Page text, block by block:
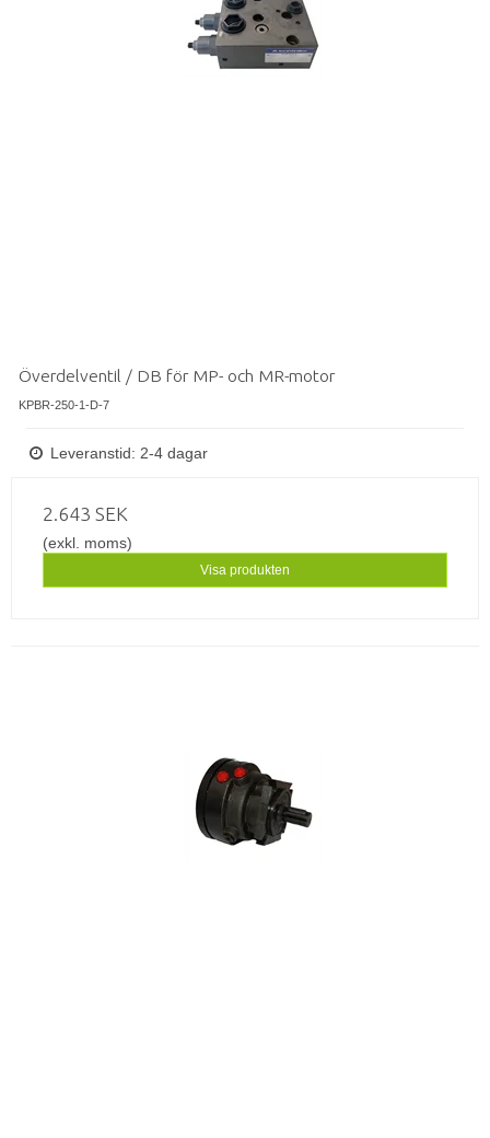
Överdelventil / DB för MP- och MR-motor
KPBR-250-1-D-7
Leveranstid: 2-4 dagar
2.643 SEK
(exkl. moms)
Visa produkten